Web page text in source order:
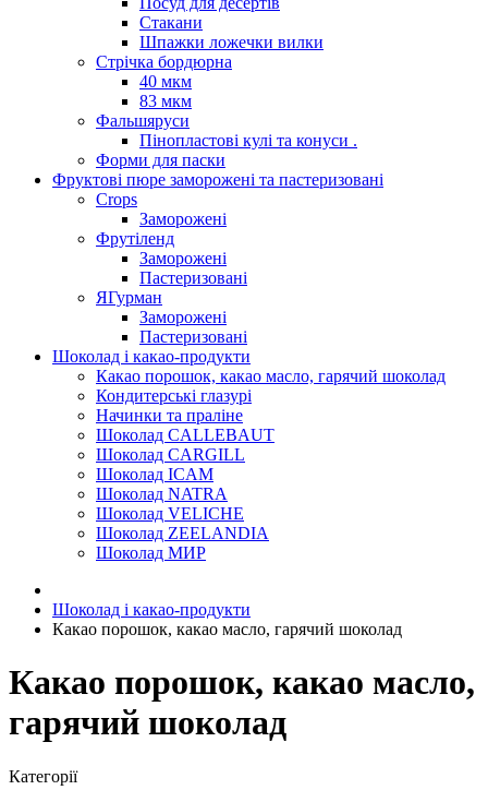
Стакани
Шпажки ложечки вилки
Стрічка бордюрна
40 мкм
83 мкм
Фальшяруси
Пінопластові кулі та конуси .
Форми для паски
Фруктові пюре заморожені та пастеризовані
Crops
Заморожені
Фрутіленд
Заморожені
Пастеризовані
ЯГурман
Заморожені
Пастеризовані
Шоколад і какао-продукти
Какао порошок, какао масло, гарячий шоколад
Кондитерські глазурі
Начинки та праліне
Шоколад CALLEBAUT
Шоколад CARGILL
Шоколад ICAM
Шоколад NATRA
Шоколад VELICHE
Шоколад ZEELANDIA
Шоколад МИР
Шоколад і какао-продукти
Какао порошок, какао масло, гарячий шоколад
Какао порошок, какао масло,
гарячий шоколад
Категорії